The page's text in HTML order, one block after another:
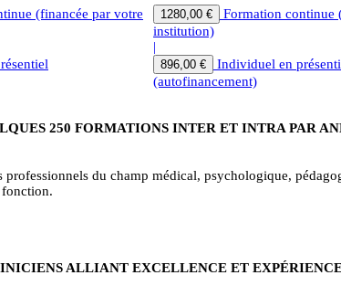
(financée par votre
1280,00 €
Formation continue
institution)
|
896,00 €
Individuel en
(autofinancement)
250 FORMATIONS INTER ET INTRA PAR
professionnels du champ médical, psychologique,
fonction.
ALLIANT EXCELLENCE ET